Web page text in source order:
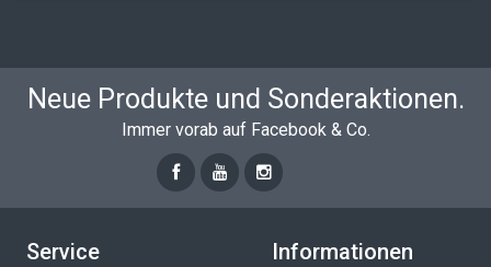
Neue Produkte und Sonderaktionen.
Immer vorab auf Facebook & Co.
Service Informationen